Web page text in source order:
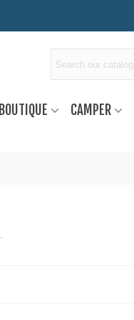
BOUTIQUE CAMPER